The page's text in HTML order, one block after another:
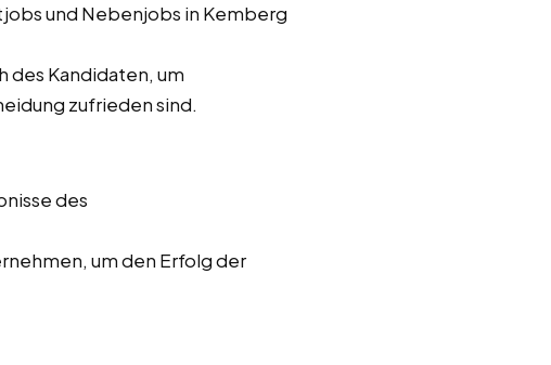
und Nebenjobs in Kemberg
des Kandidaten, um
zufrieden sind.
des
um den Erfolg der